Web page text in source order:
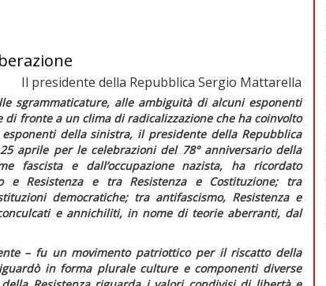
Il presidente della Repubblica Sergio Mattarella
sgrammaticature, alle ambiguità di alcuni esponenti
di fronte a un clima di radicalizzazione che ha coinvolto
della sinistra, il presidente della Repubblica
aprile per le celebrazioni del 78° anniversario della
fascista e dall’occupazione nazista, ha ricordato
e Resistenza e tra Resistenza e Costituzione; tra
democratiche; tra antifascismo, Resistenza e
e annichiliti, in nome di teorie aberranti, dal
– fu un movimento patriottico per il riscatto della
in forma plurale culture e componenti diverse